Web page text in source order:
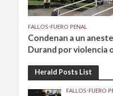
FALLOS•FUERO PENAL
Condenan a un
Durand por violencia
Herald Posts List
FALLOS•FUERO